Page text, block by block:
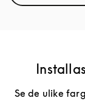
Se de ulike